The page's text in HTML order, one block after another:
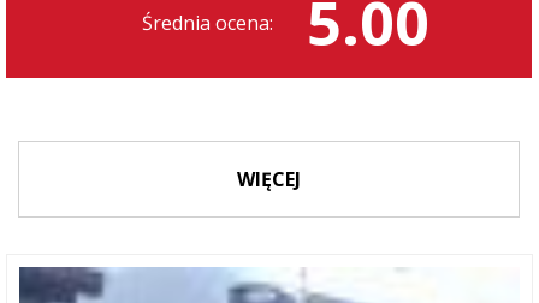
Średnia ocena: 5.00
WIĘCEJ